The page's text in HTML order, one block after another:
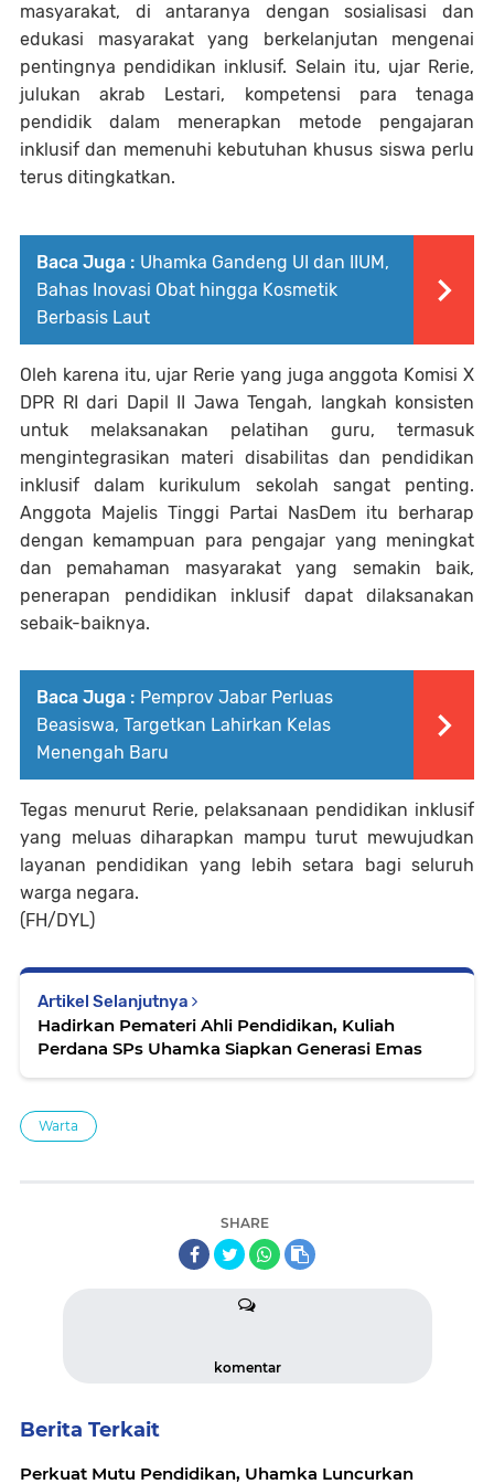
masyarakat, di antaranya dengan sosialisasi dan
edukasi masyarakat yang berkelanjutan mengenai
pentingnya pendidikan inklusif. Selain itu, ujar Rerie,
julukan akrab Lestari, kompetensi para tenaga
pendidik dalam menerapkan metode pengajaran
inklusif dan memenuhi kebutuhan khusus siswa perlu
terus ditingkatkan.
Baca Juga : Uhamka Gandeng UI dan IIUM,
Bahas Inovasi Obat hingga Kosmetik
Berbasis Laut
Oleh karena itu, ujar Rerie yang juga anggota Komisi X
DPR RI dari Dapil II Jawa Tengah, langkah konsisten
untuk melaksanakan pelatihan guru, termasuk
mengintegrasikan materi disabilitas dan pendidikan
inklusif dalam kurikulum sekolah sangat penting.
Anggota Majelis Tinggi Partai NasDem itu berharap
dengan kemampuan para pengajar yang meningkat
dan pemahaman masyarakat yang semakin baik,
penerapan pendidikan inklusif dapat dilaksanakan
sebaik-baiknya.
Baca Juga : Pemprov Jabar Perluas
Beasiswa, Targetkan Lahirkan Kelas
Menengah Baru
Tegas menurut Rerie, pelaksanaan pendidikan inklusif
yang meluas diharapkan mampu turut mewujudkan
layanan pendidikan yang lebih setara bagi seluruh
warga negara.
(FH/DYL)
Artikel Selanjutnya
Hadirkan Pemateri Ahli Pendidikan, Kuliah
Perdana SPs Uhamka Siapkan Generasi Emas
Warta
SHARE
komentar
Berita Terkait
Perkuat Mutu Pendidikan, Uhamka Luncurkan